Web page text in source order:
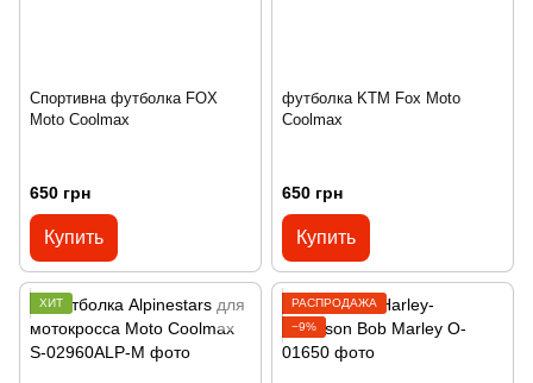
Спортивна футболка FOX
Moto Coolmax
650 грн
Купить
футболка KTM Fox Moto
Coolmax
650 грн
Купить
ХИТ
РАСПРОДАЖА
−9%